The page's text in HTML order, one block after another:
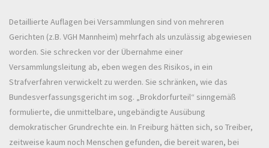
Detaillierte Auflagen bei Versammlungen sind von mehreren
Gerichten (z.B. VGH Mannheim) mehrfach als unzulässig abgewiesen
worden. Sie schrecken vor der Übernahme einer
Versammlungsleitung ab, eben wegen des Risikos, in ein
Strafverfahren verwickelt zu werden. Sie schränken, wie das
Bundesverfassungsgericht im sog. „Brokdorfurteil“ sinngemäß
formulierte, die unmittelbare, ungebändigte Ausübung
demokratischer Grundrechte ein. In Freiburg hätten sich, so Treiber,
zeitweise kaum noch Menschen gefunden, die bereit waren, bei